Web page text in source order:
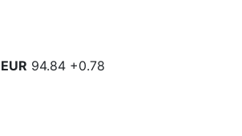
EUR 94.84 +0.78